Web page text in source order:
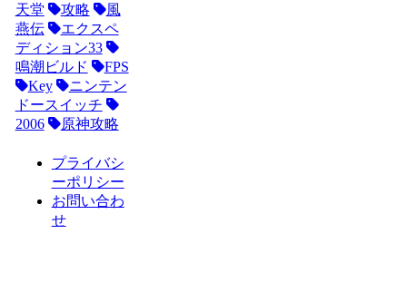
天堂
攻略
風
燕伝
エクスペ
ディション33
鳴潮ビルド
FPS
Key
ニンテン
ドースイッチ
2006
原神攻略
プライバシ
ーポリシー
お問い合わ
せ